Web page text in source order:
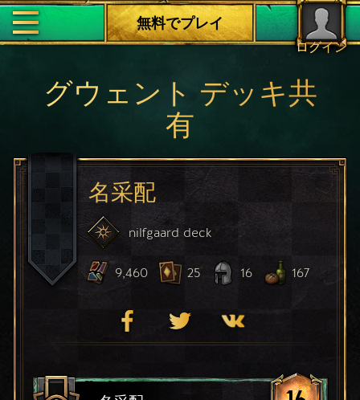
ログイン
無料でプレイ
グウェント デッキ共
有
名采配
nilfgaard deck
9,460 25 16 167